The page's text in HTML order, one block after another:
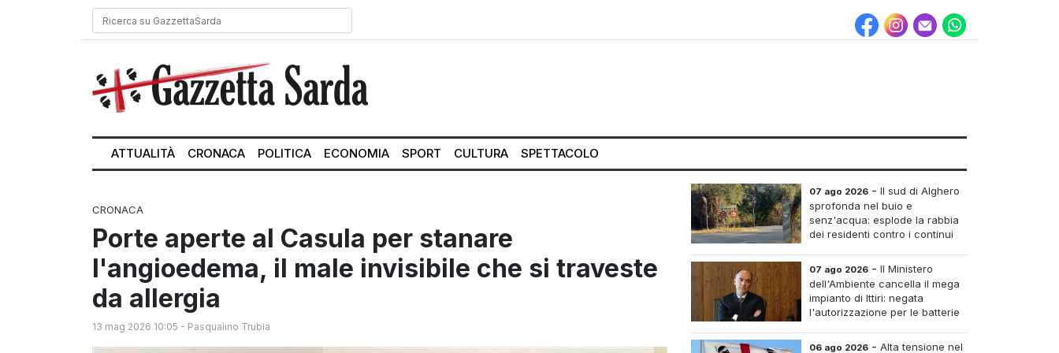
ATTUALITÀ CRONACA POLITICA ECONOMIA SPORT CULTURA SPETTACOLO
CRONACA
Porte aperte al Casula per stanare
l'angioedema, il male invisibile che si traveste
da allergia
13 mag 2026 10:05 - Pasqualino Trubia
07 ago 2026 - Il sud di Alghero
sprofonda nel buio e
senz'acqua: esplode la rabbia
dei residenti contro i continui
07 ago 2026 - Il Ministero
dell'Ambiente cancella il mega
impianto di Ittiri: negata
l'autorizzazione per le batterie
06 ago 2026 - Alta tensione nel